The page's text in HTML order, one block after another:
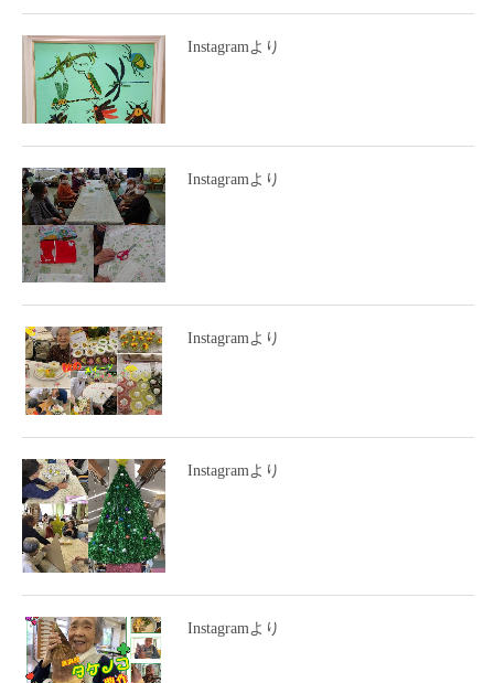
Instagramより
Instagramより
Instagramより
Instagramより
Instagramより